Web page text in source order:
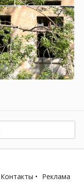
Контакты • Реклама